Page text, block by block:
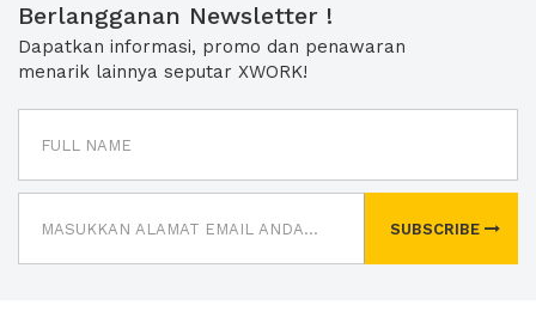
Berlangganan Newsletter !
Dapatkan informasi, promo dan penawaran
menarik lainnya seputar XWORK!
SUBSCRIBE